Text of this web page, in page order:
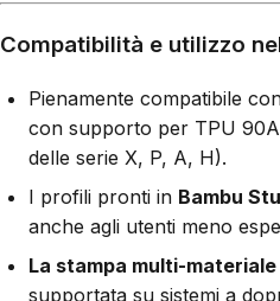
Compatibilità e utilizzo
Pienamente compatibile
con supporto per TPU
delle serie X, P, A, H).
I profili pronti in Bambu
anche agli utenti meno
La stampa multi-materiale
supportata su sistemi a